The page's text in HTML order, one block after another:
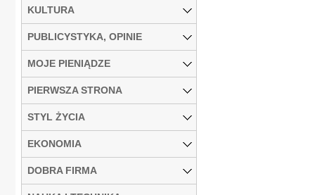
KULTURA
PUBLICYSTYKA, OPINIE
MOJE PIENIĄDZE
PIERWSZA STRONA
STYL ŻYCIA
EKONOMIA
DOBRA FIRMA